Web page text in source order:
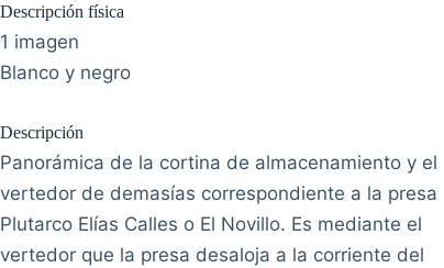
Descripción física
1 imagen
Blanco y negro
Descripción
Panorámica de la cortina de almacenamiento y el
vertedor de demasías correspondiente a la presa
Plutarco Elías Calles o El Novillo. Es mediante el
vertedor que la presa desaloja a la corriente del